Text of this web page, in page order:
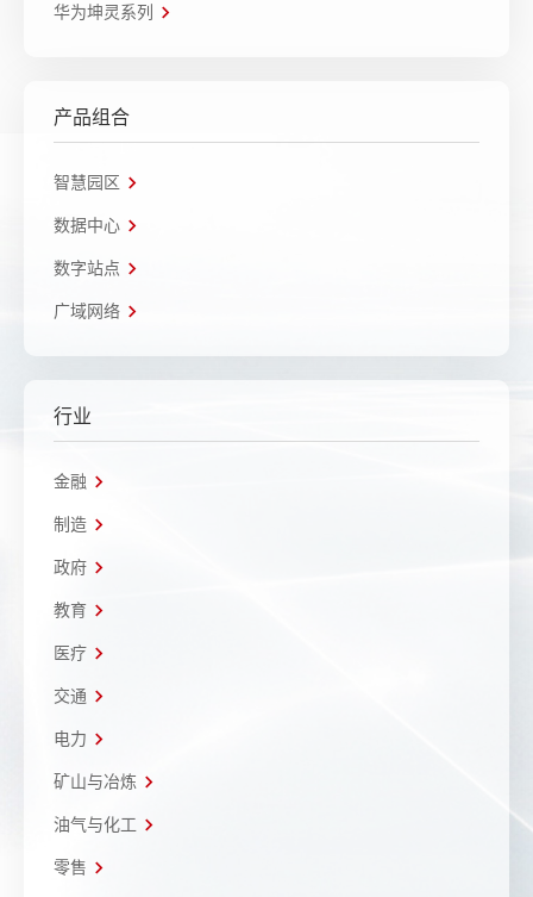
华为坤灵系列
产品组合
智慧园区
数据中心
数字站点
广域网络
行业
金融
制造
政府
教育
医疗
交通
电力
矿山与冶炼
油气与化工
零售